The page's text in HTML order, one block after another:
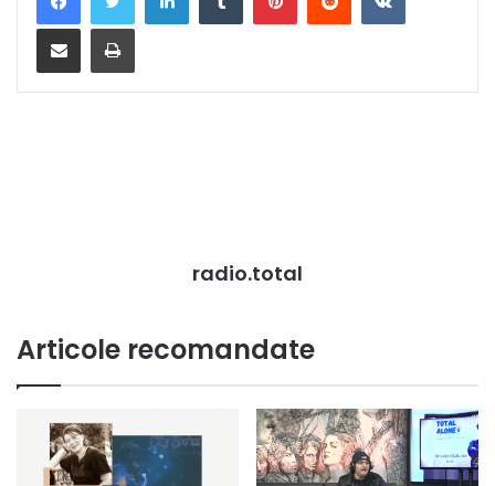
Distribuie prin mail Tipărește
radio.total
Articole recomandate